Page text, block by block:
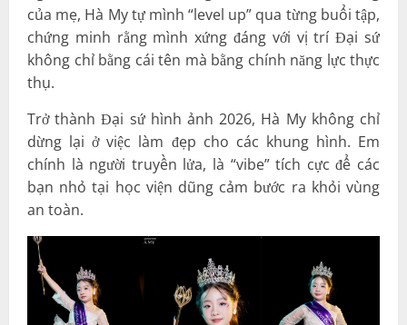
của mẹ, Hà My tự mình “level up” qua từng buổi tập,
chứng minh rằng mình xứng đáng với vị trí Đại sứ
không chỉ bằng cái tên mà bằng chính năng lực thực
thụ.
Trở thành Đại sứ hình ảnh 2026, Hà My không chỉ
dừng lại ở việc làm đẹp cho các khung hình. Em
chính là người truyền lửa, là “vibe” tích cực để các
bạn nhỏ tại học viện dũng cảm bước ra khỏi vùng
an toàn.